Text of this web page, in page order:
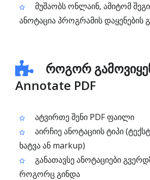
მუშაობს ონლაინ, ამიტომ
ანოტაცია პროგრამის დაყენების
როგორ
Annotate PDF
ატვირთე შენი PDF ფაილი
აირჩიე ანოტაციის ტიპი
ხატვა ან markup)
განათავსე ანოტაციები
როგორც გინდა